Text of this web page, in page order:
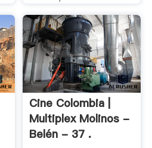
Cine Colombia |
Multiplex Molinos -
Belén - 37 .